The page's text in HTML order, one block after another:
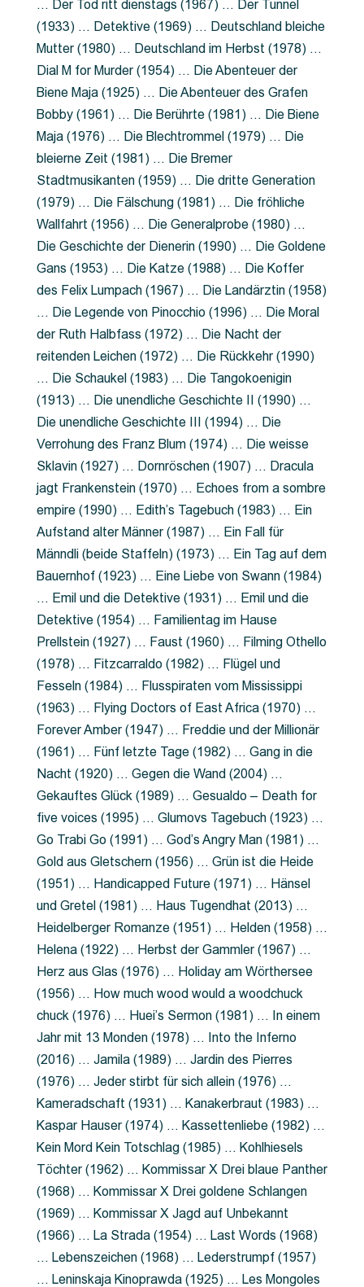
… Der Tod ritt dienstags (1967) … Der Tunnel
(1933) … Detektive (1969) … Deutschland bleiche
Mutter (1980) … Deutschland im Herbst (1978) …
Dial M for Murder (1954) … Die Abenteuer der
Biene Maja (1925) … Die Abenteuer des Grafen
Bobby (1961) … Die Berührte (1981) … Die Biene
Maja (1976) … Die Blechtrommel (1979) … Die
bleierne Zeit (1981) … Die Bremer
Stadtmusikanten (1959) … Die dritte Generation
(1979) … Die Fälschung (1981) … Die fröhliche
Wallfahrt (1956) … Die Generalprobe (1980) …
Die Geschichte der Dienerin (1990) … Die Goldene
Gans (1953) … Die Katze (1988) … Die Koffer
des Felix Lumpach (1967) … Die Landärztin (1958)
… Die Legende von Pinocchio (1996) … Die Moral
der Ruth Halbfass (1972) … Die Nacht der
reitenden Leichen (1972) … Die Rückkehr (1990)
… Die Schaukel (1983) … Die Tangokoenigin
(1913) … Die unendliche Geschichte II (1990) …
Die unendliche Geschichte III (1994) … Die
Verrohung des Franz Blum (1974) … Die weisse
Sklavin (1927) … Dornröschen (1907) … Dracula
jagt Frankenstein (1970) … Echoes from a sombre
empire (1990) … Edith’s Tagebuch (1983) … Ein
Aufstand alter Männer (1987) … Ein Fall für
Männdli (beide Staffeln) (1973) … Ein Tag auf dem
Bauernhof (1923) … Eine Liebe von Swann (1984)
… Emil und die Detektive (1931) … Emil und die
Detektive (1954) … Familientag im Hause
Prellstein (1927) … Faust (1960) … Filming Othello
(1978) … Fitzcarraldo (1982) … Flügel und
Fesseln (1984) … Flusspiraten vom Mississippi
(1963) … Flying Doctors of East Africa (1970) …
Forever Amber (1947) … Freddie und der Millionär
(1961) … Fünf letzte Tage (1982) … Gang in die
Nacht (1920) … Gegen die Wand (2004) …
Gekauftes Glück (1989) … Gesualdo – Death for
five voices (1995) … Glumovs Tagebuch (1923) …
Go Trabi Go (1991) … God’s Angry Man (1981) …
Gold aus Gletschern (1956) … Grün ist die Heide
(1951) … Handicapped Future (1971) … Hänsel
und Gretel (1981) … Haus Tugendhat (2013) …
Heidelberger Romanze (1951) … Helden (1958) …
Helena (1922) … Herbst der Gammler (1967) …
Herz aus Glas (1976) … Holiday am Wörthersee
(1956) … How much wood would a woodchuck
chuck (1976) … Huei’s Sermon (1981) … In einem
Jahr mit 13 Monden (1978) … Into the Inferno
(2016) … Jamila (1989) … Jardin des Pierres
(1976) … Jeder stirbt für sich allein (1976) …
Kameradschaft (1931) … Kanakerbraut (1983) …
Kaspar Hauser (1974) … Kassettenliebe (1982) …
Kein Mord Kein Totschlag (1985) … Kohlhiesels
Töchter (1962) … Kommissar X Drei blaue Panther
(1968) … Kommissar X Drei goldene Schlangen
(1969) … Kommissar X Jagd auf Unbekannt
(1966) … La Strada (1954) … Last Words (1968)
… Lebenszeichen (1968) … Lederstrumpf (1957)
… Leninskaja Kinoprawda (1925) … Les Mongoles